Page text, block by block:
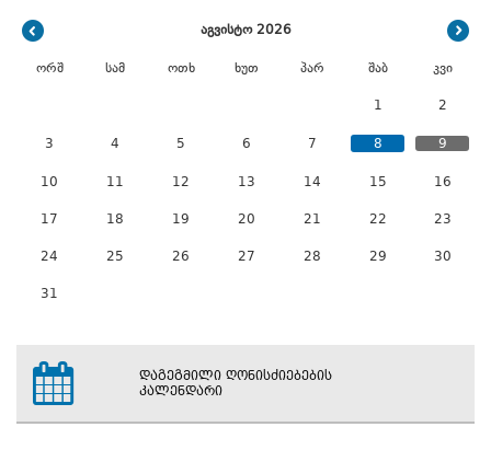
აგვისტო 2026
ორშ სამ ოთხ ხუთ პარ შაბ კვი
1 2
3 4 5 6 7 8 9
10 11 12 13 14 15 16
17 18 19 20 21 22 23
24 25 26 27 28 29 30
31
დაგეგმილი ღონისძიებების
კალენდარი